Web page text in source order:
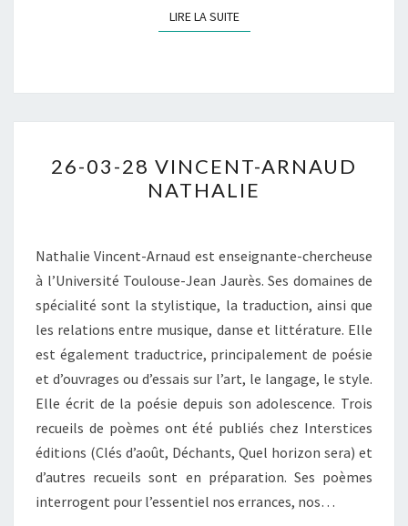
LIRE LA SUITELIRE LA SUITE
03-
28
NATHALIE
26-03-28 VINCENT-ARNAUD
NATHALIE
Nathalie Vincent-Arnaud est enseignante-chercheuse
à l’Université Toulouse-Jean Jaurès. Ses domaines de
spécialité sont la stylistique, la traduction, ainsi que
les relations entre musique, danse et littérature. Elle
est également traductrice, principalement de poésie
et d’ouvrages ou d’essais sur l’art, le langage, le style.
Elle écrit de la poésie depuis son adolescence. Trois
recueils de poèmes ont été publiés chez Interstices
éditions (Clés d’août, Déchants, Quel horizon sera) et
d’autres recueils sont en préparation. Ses poèmes
interrogent pour l’essentiel nos errances, nos…